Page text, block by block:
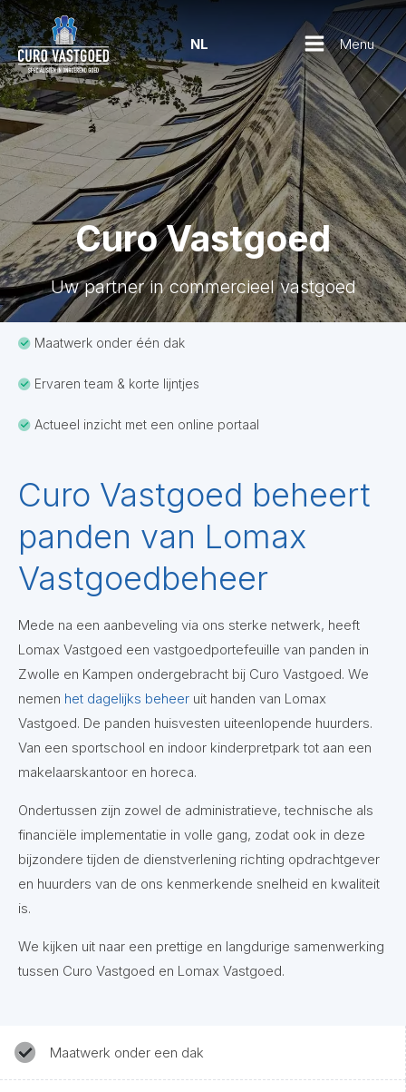
NL Menu
Curo Vastgoed
Uw partner in commercieel vastgoed
Maatwerk onder één dak
Ervaren team & korte lijntjes
Actueel inzicht met een online portaal
Curo Vastgoed beheert
panden van Lomax
Vastgoedbeheer
Mede na een aanbeveling via ons sterke netwerk, heeft
Lomax Vastgoed een vastgoedportefeuille van panden in
Zwolle en Kampen ondergebracht bij Curo Vastgoed. We
nemen het dagelijks beheer uit handen van Lomax
Vastgoed. De panden huisvesten uiteenlopende huurders.
Van een sportschool en indoor kinderpretpark tot aan een
makelaarskantoor en horeca.
Ondertussen zijn zowel de administratieve, technische als
financiële implementatie in volle gang, zodat ook in deze
bijzondere tijden de dienstverlening richting opdrachtgever
en huurders van de ons kenmerkende snelheid en kwaliteit
is.
We kijken uit naar een prettige en langdurige samenwerking
tussen Curo Vastgoed en Lomax Vastgoed.
Maatwerk onder een dak